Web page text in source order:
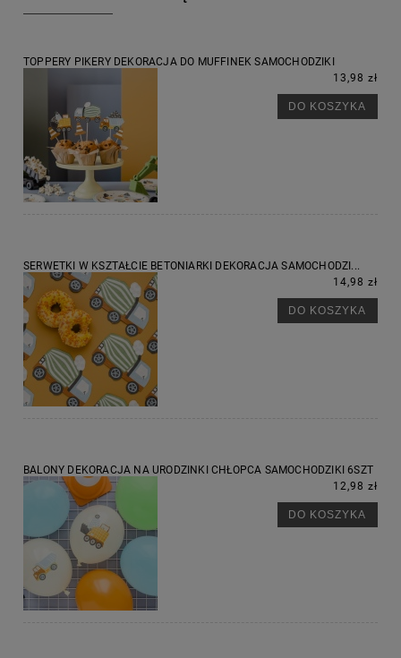
TOPPERY PIKERY DEKORACJA DO MUFFINEK SAMOCHODZIKI
13,98 zł
DO KOSZYKA
SERWETKI W KSZTAŁCIE BETONIARKI DEKORACJA SAMOCHODZI...
14,98 zł
DO KOSZYKA
BALONY DEKORACJA NA URODZINKI CHŁOPCA SAMOCHODZIKI 6SZT
12,98 zł
DO KOSZYKA